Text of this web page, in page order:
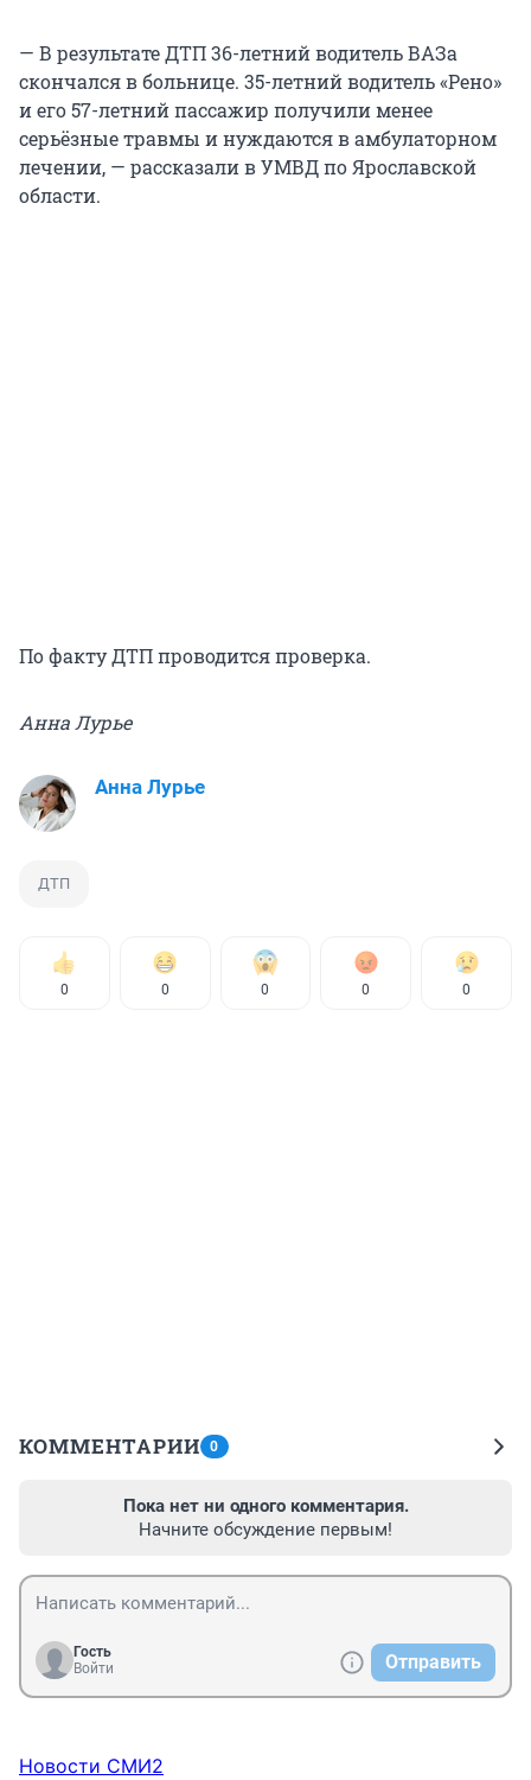
— В результате ДТП 36-летний водитель ВАЗа
скончался в больнице. 35-летний водитель «Рено»
и его 57-летний пассажир получили менее
серьёзные травмы и нуждаются в амбулаторном
лечении, — рассказали в УМВД по Ярославской
области.
По факту ДТП проводится проверка.
Анна Лурье
Анна Лурье
ДТП
0 0 0 0 0
КОММЕНТАРИИ 0
Пока нет ни одного комментария.
Начните обсуждение первым!
Гость
Войти
Отправить
Новости СМИ2